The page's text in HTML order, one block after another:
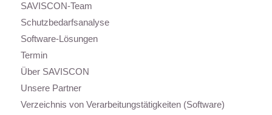
SAVISCON-Team
Schutzbedarfsanalyse
Software-Lösungen
Termin
Über SAVISCON
Unsere Partner
Verzeichnis von Verarbeitungstätigkeiten (Software)